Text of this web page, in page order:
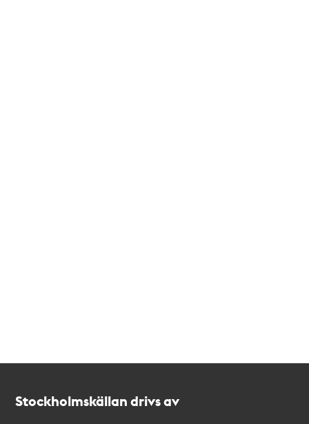
Stockholmskällan drivs av